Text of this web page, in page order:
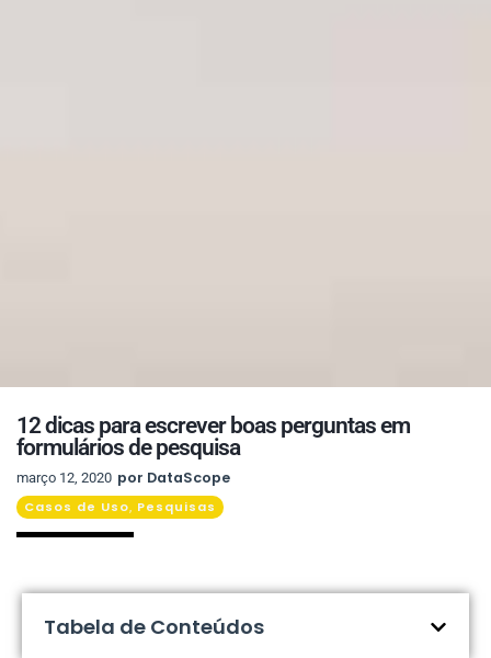
12 dicas para escrever boas perguntas em
formulários de pesquisa
março 12, 2020 por DataScope
Casos de Uso, Pesquisas
Tabela de Conteúdos